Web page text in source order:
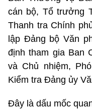
cán bộ, Tổ trưởng
Thanh tra Chính
lập Đảng bộ Văn
định tham gia Ban
và Chủ nhiệm,
Kiểm tra Đảng ủy
Đây là dấu mốc